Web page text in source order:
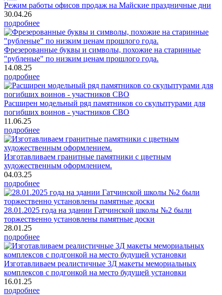
Режим работы офисов продаж на Майские праздничные дни
30.04.26
подробнее
Фрезерованные буквы и символы, похожие на старинные
"рубленые" по низким ценам прошлого года.
14.08.25
подробнее
Расширен модельный ряд памятников со скульптурами для
погибших воинов - участников СВО
11.06.25
подробнее
Изготавливаем гранитные памятники с цветным
художественным оформлением.
04.03.25
подробнее
28.01.2025 года на здании Гатчинской школы №2 были
торжественно установлены памятные доски
28.01.25
подробнее
Изготавливаем реалистичные 3Д макеты мемориальных
комплексов с подгонкой на место будущей установки
16.01.25
подробнее